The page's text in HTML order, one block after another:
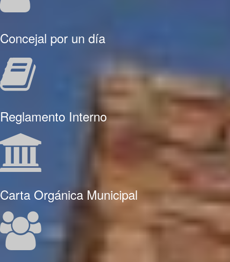
Concejal por un día
Reglamento Interno
Carta Orgánica Municipal